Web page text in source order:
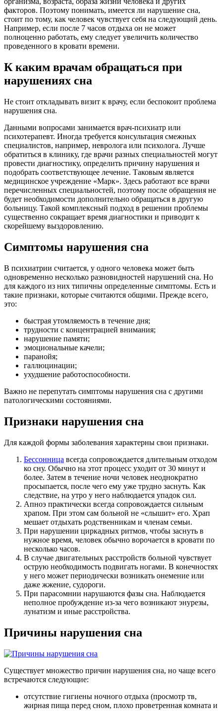
факторов. Поэтому понимать, имеется ли нарушение сна,
стоит по тому, как человек чувствует себя на следующий день.
Например, если после 7 часов отдыха он не может
полноценно работать, ему следует увеличить количество
проведенного в кровати времени.
К каким врачам обращаться при
нарушениях сна
Не стоит откладывать визит к врачу, если беспокоит проблема
нарушения сна.
Данными вопросами занимается врач-психиатр или
психотерапевт. Иногда требуется консультация смежных
специалистов, например, невролога или психолога. Лучше
обратиться в клинику, где врачи разных специальностей могут
провести диагностику, определить причину нарушения и
подобрать соответствующее лечение. Таковым является
медицинское учреждение «Марк». Здесь работают все врачи
перечисленных специальностей, поэтому после обращения не
будет необходимости дополнительно обращаться в другую
больницу. Такой комплексный подход в решении проблемы
существенно сокращает время диагностики и приводит к
скорейшему выздоровлению.
Симптомы нарушения сна
В психиатрии считается, у одного человека может быть
одновременно несколько разновидностей нарушений сна. Но
для каждого из них типичны определенные симптомы. Есть и
такие признаки, которые считаются общими. Прежде всего,
это:
быстрая утомляемость в течение дня;
трудности с концентрацией внимания;
нарушение памяти;
эмоциональные качели;
паранойя;
галлюцинации;
ухудшение работоспособности.
Важно не перепутать симптомы нарушения сна с другими
патологическими состояниями.
Признаки нарушения сна
Для каждой формы заболевания характерны свои признаки.
Бессонница всегда сопровождается длительным отходом
ко сну. Обычно на этот процесс уходит от 30 минут и
более. Затем в течение ночи человек неоднократно
просыпается, после чего ему уже трудно заснуть. Как
следствие, на утро у него наблюдается упадок сил.
Апноэ практически всегда сопровождается сильным
храпом. При этом сам больной не «слышит» его. Храп
мешает отдыхать родственникам и членам семьи.
При нарушении циркадных ритмов, чтобы заснуть в
нужное время, человек обычно ворочается в кровати по
несколько часов.
В случае двигательных расстройств больной чувствует
острую необходимость подвигать ногами. В конечностях
у него может периодически возникать онемение или
даже жжение, судороги.
При парасомнии нарушаются фазы сна. Наблюдается
неполное пробуждение из-за чего возникают энурезы,
лунатизм и иные расстройства.
Причины нарушения сна
Существует множество причин нарушения сна, но чаще всего
встречаются следующие:
отсутствие гигиены ночного отдыха (просмотр тв,
жирная пища перед сном, плохо проветренная комната и